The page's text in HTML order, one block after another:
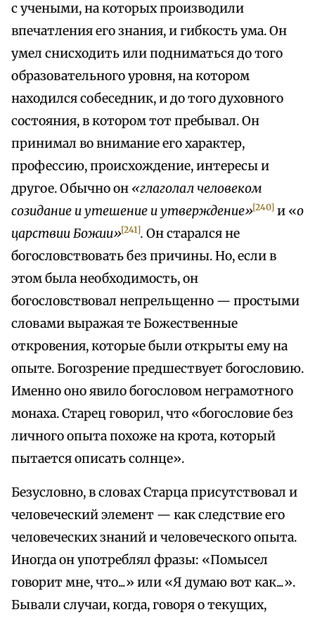
с учеными, на которых производили
впечатления его знания, и гибкость ума. Он
умел снисходить или подниматься до того
образовательного уровня, на котором
находился собеседник, и до того духовного
состояния, в котором тот пребывал. Он
принимал во внимание его характер,
профессию, происхождение, интересы и
другое. Обычно он «глаголал человеком
созидание и утешение и утверждение»[240] и «о
царствии Божии»[241]. Он старался не
богословствовать без причины. Но, если в
этом была необходимость, он
богословствовал непрельщенно — простыми
словами выражая те Божественные
откровения, которые были открыты ему на
опыте. Богозрение предшествует богословию.
Именно оно явило богословом неграмотного
монаха. Старец говорил, что «богословие без
личного опыта похоже на крота, который
пытается описать солнце».
Безусловно, в словах Старца присутствовал и
человеческий элемент — как следствие его
человеческих знаний и человеческого опыта.
Иногда он употреблял фразы: «Помысел
говорит мне, что...» или «Я думаю вот как...».
Бывали случаи, когда, говоря о текущих,